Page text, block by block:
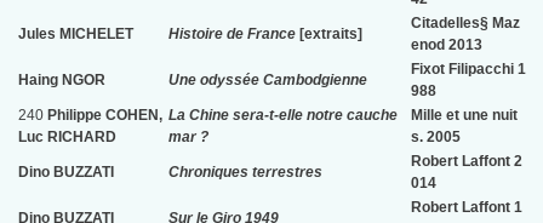
Jules MICHELET Histoire de France[extraits]
Citadelles§ Maz
enod 2013
Haing NGOR Une odyssée Cambodgienne
Fixot Filipacchi 1
988
240Philippe COHEN,
Luc RICHARD
La Chine sera-t-elle notre cauche
mar ?
Mille et une nuit
s. 2005
Dino BUZZATI Chroniques terrestres
Robert Laffont 2
014
Dino BUZZATI Sur le Giro 1949
Robert Laffont 1